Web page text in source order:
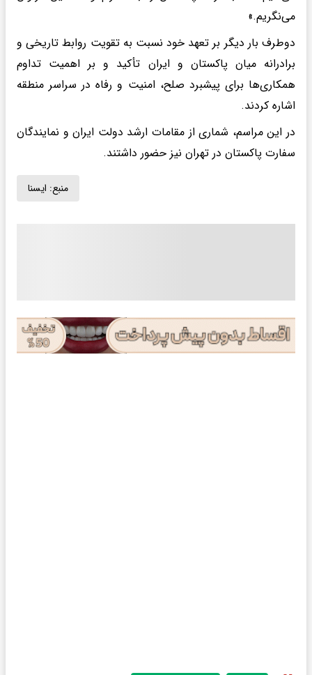
می‌نگریم.»
دوطرف بار دیگر بر تعهد خود نسبت به تقویت روابط تاریخی و
برادرانه میان پاکستان و ایران تأکید و بر اهمیت تداوم
همکاری‌ها برای پیشبرد صلح، امنیت و رفاه در سراسر منطقه
اشاره کردند.
در این مراسم، شماری از مقامات ارشد دولت ایران و نمایندگان
سفارت پاکستان در تهران نیز حضور داشتند.
منبع: ايسنا